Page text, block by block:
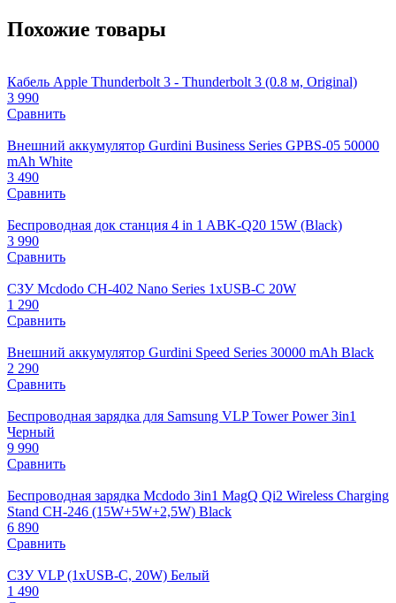
Похожие товары
Кабель Apple Thunderbolt 3 - Thunderbolt 3 (0.8 м, Original)
3 990
Сравнить
Внешний аккумулятор Gurdini Business Series GPBS-05 50000
mAh White
3 490
Сравнить
Беспроводная док станция 4 in 1 ABK-Q20 15W (Black)
3 990
Сравнить
СЗУ Mcdodo CH-402 Nano Series 1xUSB-C 20W
1 290
Сравнить
Внешний аккумулятор Gurdini Speed Series 30000 mAh Black
2 290
Сравнить
Беспроводная зарядка для Samsung VLP Tower Power 3in1
Черный
9 990
Сравнить
Беспроводная зарядка Mcdodo 3in1 MagQ Qi2 Wireless Charging
Stand CH-246 (15W+5W+2,5W) Black
6 890
Сравнить
СЗУ VLP (1xUSB-C, 20W) Белый
1 490